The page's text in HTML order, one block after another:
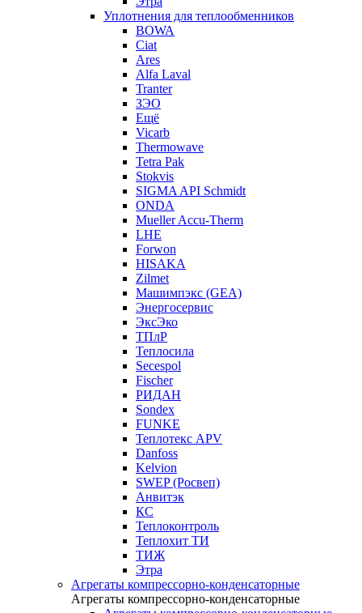
Уплотнения для теплообменников
BOWA
Ciat
Ares
Alfa Laval
Tranter
ЗЭО
Ещё
Vicarb
Thermowave
Tetra Pak
Stokvis
SIGMA API Schmidt
ONDA
Mueller Accu-Therm
LHE
Forwon
HISAKA
Zilmet
Машимпэкс (GEA)
Энергосервис
ЭксЭко
ТПлР
Теплосила
Secespol
Fischer
РИДАН
Sondex
FUNKE
Теплотекс APV
Danfoss
Kelvion
SWEP (Росвеп)
Анвитэк
КС
Теплоконтроль
Теплохит ТИ
ТИЖ
Этра
Агрегаты компрессорно-конденсаторные
Агрегаты компрессорно-конденсаторные